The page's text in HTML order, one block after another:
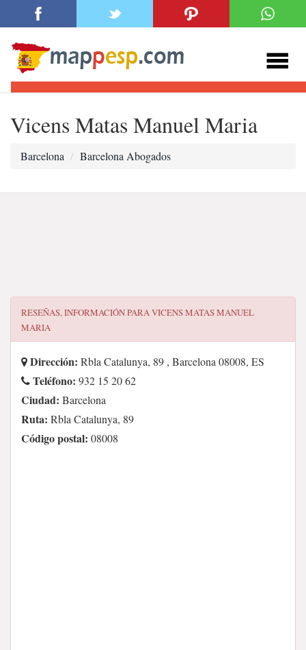
Vicens Matas Manuel Maria
Barcelona Barcelona Abogados
RESEÑAS, INFORMACIÓN PARAVICENS MATAS MANUEL
MARIA
Dirección: Rbla Catalunya, 89 , Barcelona 08008, ES
Teléfono: 932 15 20 62
Ciudad: Barcelona
Ruta: Rbla Catalunya, 89
Código postal: 08008